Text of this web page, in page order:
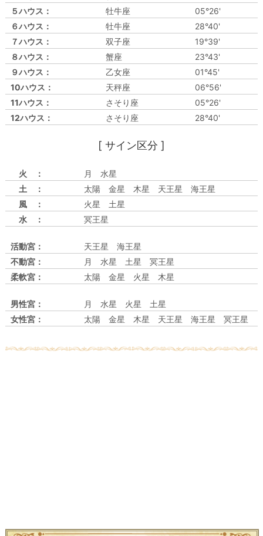
５ハウス：
牡牛座
05°26'
６ハウス：
牡牛座
28°40'
７ハウス：
双子座
19°39'
８ハウス：
蟹座
23°43'
９ハウス：
乙女座
01°45'
10ハウス：
天秤座
06°56'
11ハウス：
さそり座
05°26'
12ハウス：
さそり座 28°40'
[ サイン区分 ]
火 ：
月 水星
土 ：
太陽 金星 木星 天王星 海王星
風 ：
火星 土星
水 ：
冥王星
活動宮：
天王星 海王星
不動宮：
月 水星 土星 冥王星
柔軟宮：
太陽 金星 火星 木星
男性宮：
月 水星 火星 土星
女性宮：
太陽 金星 木星 天王星 海王星 冥王星